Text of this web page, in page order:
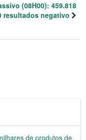
(08H00): 459.818
resultados negativo
de produtos de